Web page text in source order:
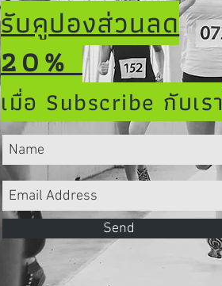
รับคูปองส่วนลด
20%
เมื่อ Subscribe กับเรา
Send